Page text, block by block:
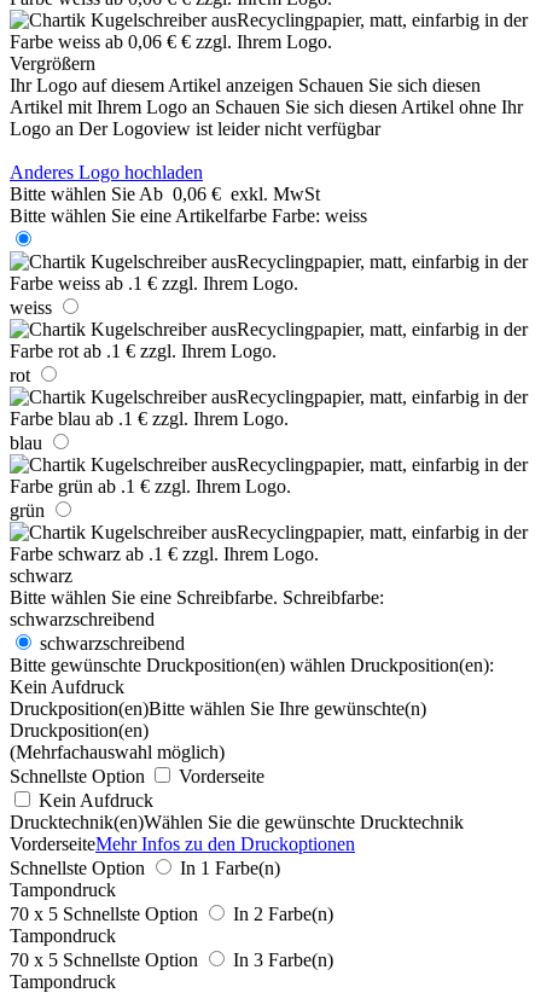
Vergrößern
Ihr Logo auf diesem Artikel anzeigen Schauen Sie sich diesen
Artikel mit Ihrem Logo an Schauen Sie sich diesen Artikel ohne Ihr
Logo an Der Logoview ist leider nicht verfügbar
Anderes Logo hochladen
Bitte wählen Sie Ab 0,06 € exkl. MwSt
Bitte wählen Sie eine Artikelfarbe Farbe: weiss
weiss
rot
blau
grün
schwarz
Bitte wählen Sie eine Schreibfarbe. Schreibfarbe:
schwarzschreibend
schwarzschreibend
Bitte gewünschte Druckposition(en) wählen Druckposition(en):
Kein Aufdruck
Druckposition(en)Bitte wählen Sie Ihre gewünschte(n)
Druckposition(en)
(Mehrfachauswahl möglich)
Schnellste Option
Vorderseite
Kein Aufdruck
Drucktechnik(en)Wählen Sie die gewünschte Drucktechnik
VorderseiteMehr Infos zu den Druckoptionen
Schnellste Option
In 1 Farbe(n)
Tampondruck
70 x 5 Schnellste Option
In 2 Farbe(n)
Tampondruck
70 x 5 Schnellste Option
In 3 Farbe(n)
Tampondruck